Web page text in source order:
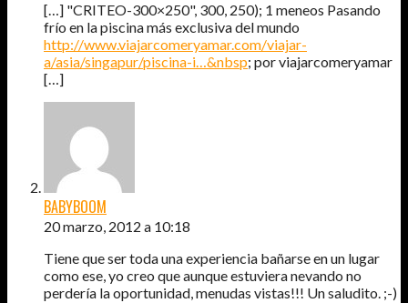
[…] "CRITEO-300×250", 300, 250); 1 meneos Pasando
frío en la piscina más exclusiva del mundo
http://www.viajarcomeryamar.com/viajar-
a/asia/singapur/piscina-i…&nbsp; por viajarcomeryamar
[…]
BABYBOOM
20 marzo, 2012 a 10:18
Tiene que ser toda una experiencia bañarse en un lugar
como ese, yo creo que aunque estuviera nevando no
perdería la oportunidad, menudas vistas!!! Un saludito. ;-)